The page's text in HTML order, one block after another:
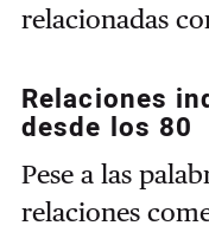
relacionadas
Relaciones
desde los 80
Pese a las
relaciones